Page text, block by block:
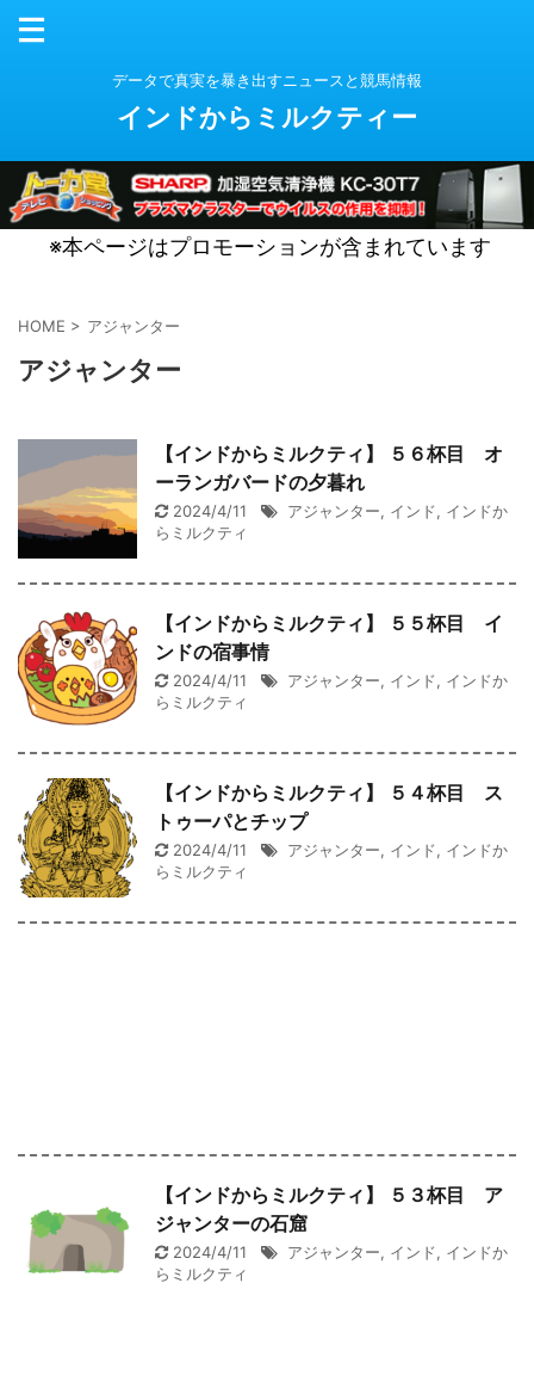
データで真実を暴き出すニュースと競馬情報
インドからミルクティー
※本ページはプロモーションが含まれています
HOME > アジャンター
アジャンター
【インドからミルクティ】 ５６杯目 オ
ーランガバードの夕暮れ
2024/4/11 アジャンター, インド, インドか
らミルクティ
【インドからミルクティ】 ５５杯目 イ
ンドの宿事情
2024/4/11 アジャンター, インド, インドか
らミルクティ
【インドからミルクティ】 ５４杯目 ス
トゥーパとチップ
2024/4/11 アジャンター, インド, インドか
らミルクティ
【インドからミルクティ】 ５３杯目 ア
ジャンターの石窟
2024/4/11 アジャンター, インド, インドか
らミルクティ